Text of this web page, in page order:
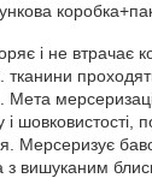
і не втрачає
тканини
і шовковистості,
Мерсеризує
з вишуканим